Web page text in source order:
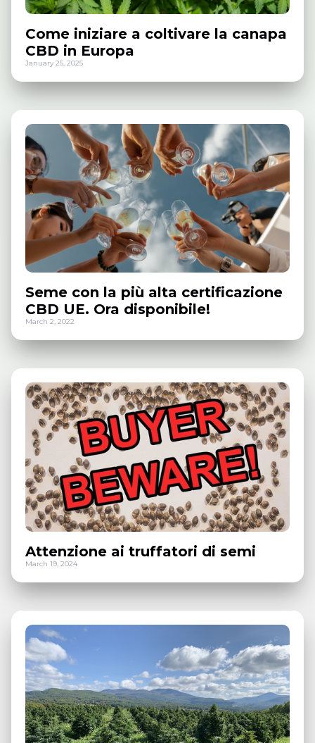
Come iniziare a coltivare la canapa
CBD in Europa
January 25, 2025
Seme con la più alta certificazione
CBD UE. Ora disponibile!
March 2, 2022
Attenzione ai truffatori di semi
March 19, 2024